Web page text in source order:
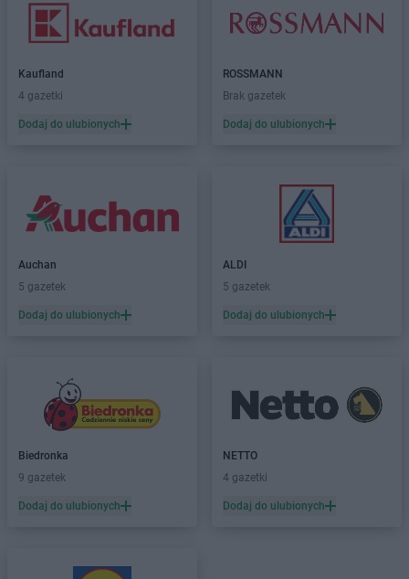
Kaufland
4 gazetki
Dodaj do ulubionych
ROSSMANN
Brak gazetek
Dodaj do ulubionych
Auchan
5 gazetek
Dodaj do ulubionych
ALDI
5 gazetek
Dodaj do ulubionych
Biedronka
9 gazetek
Dodaj do ulubionych
NETTO
4 gazetki
Dodaj do ulubionych